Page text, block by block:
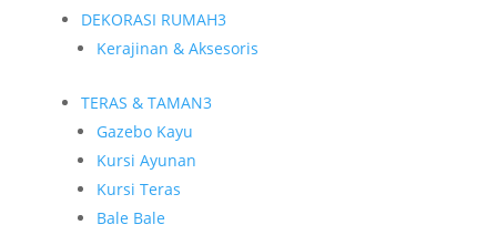
DEKORASI RUMAH3
Kerajinan & Aksesoris
TERAS & TAMAN3
Gazebo Kayu
Kursi Ayunan
Kursi Teras
Bale Bale